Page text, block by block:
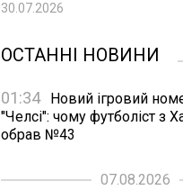
30.07.2026
ОСТАННІ НОВИНИ
01:34
Новий ігровий
"Челсі": чому футболіст з
обрав №43
07.08.2026